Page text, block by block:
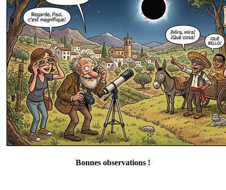
Bonnes observations !